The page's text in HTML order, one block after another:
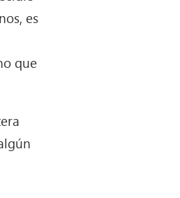
es
que